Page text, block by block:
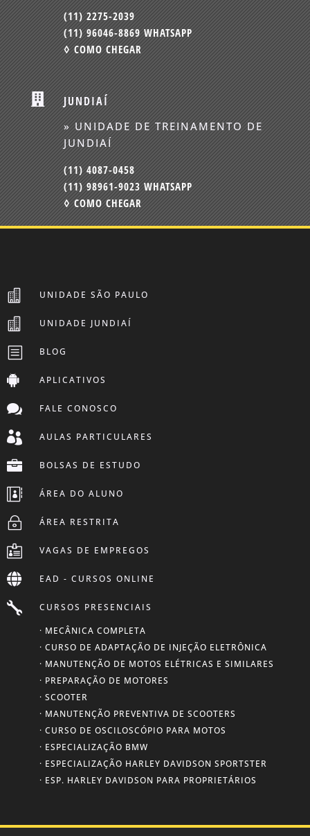
(11) 2275-2039
(11) 96046-8869 WHATSAPP
◊ COMO CHEGAR
 JUNDIAÍ
» UNIDADE DE TREINAMENTO DE
JUNDIAÍ
(11) 4087-0458
(11) 98961-9023 WHATSAPP
◊ COMO CHEGAR
 UNIDADE SÃO PAULO
 UNIDADE JUNDIAÍ
b BLOG
 APLICATIVOS
 FALE CONOSCO
 AULAS PARTICULARES
 BOLSAS DE ESTUDO
 ÁREA DO ALUNO
~ ÁREA RESTRITA
 VAGAS DE EMPREGOS
 EAD - CURSOS ONLINE

CURSOS PRESENCIAIS
· MECÂNICA COMPLETA
· CURSO DE ADAPTAÇÃO DE INJEÇÃO ELETRÔNICA
· MANUTENÇÃO DE MOTOS ELÉTRICAS E SIMILARES
· PREPARAÇÃO DE MOTORES
· SCOOTER
· MANUTENÇÃO PREVENTIVA DE SCOOTERS
· CURSO DE OSCILOSCÓPIO PARA MOTOS
· ESPECIALIZAÇÃO BMW
· ESPECIALIZAÇÃO HARLEY DAVIDSON SPORTSTER
· ESP. HARLEY DAVIDSON PARA PROPRIETÁRIOS